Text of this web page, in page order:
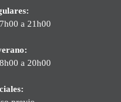
a 21h00
a 20h00